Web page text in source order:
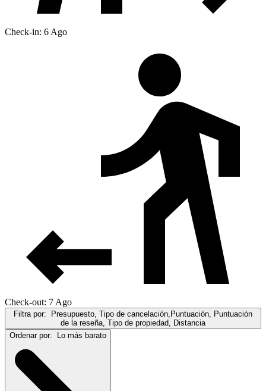
Check-in: 6 Ago
Check-out: 7 Ago
Filtra por:
Presupuesto, Tipo de cancelación,Puntuación, Puntuación
de la reseña, Tipo de propiedad, Distancia
Ordenar por:
Lo más barato